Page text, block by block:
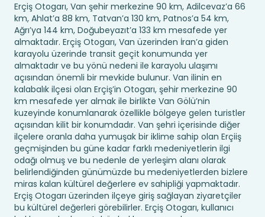
Erçiş Otogarı, Van şehir merkezine 90 km, Adilcevaz’a 66
km, Ahlat’a 88 km, Tatvan’a 130 km, Patnos’a 54 km,
Ağrı’ya 144 km, Doğubeyazıt’a 133 km mesafede yer
almaktadır. Erçiş Otogarı, Van üzerinden İran’a giden
karayolu üzerinde transit geçit konumunda yer
almaktadır ve bu yönü nedeni ile karayolu ulaşımı
açısından önemli bir mevkide bulunur. Van ilinin en
kalabalık ilçesi olan Erçiş’in Otogarı, şehir merkezine 90
km mesafede yer almak ile birlikte Van Gölü’nin
kuzeyinde konumlanarak özellikle bölgeye gelen turistler
açısından kilit bir konumdadır. Van şehri içerisinde diğer
ilçelere oranla daha yumuşak bir iklime sahip olan Erçiiş
geçmişinden bu güne kadar farklı medeniyetlerin ilgi
odağı olmuş ve bu nedenle de yerleşim alanı olarak
belirlendiğinden günümüzde bu medeniyetlerden bizlere
miras kalan kültürel değerlere ev sahipliği yapmaktadır.
Erçiş Otogarı üzerinden ilçeye giriş sağlayan ziyaretçiler
bu kültürel değerleri görebilirler. Erçiş Otogarı, kullanıcı